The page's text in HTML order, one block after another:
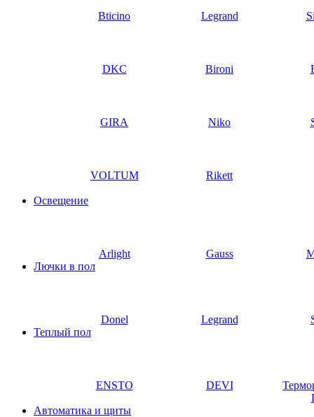
Bticino Legrand
DKC Bironi
GIRA Niko
VOLTUM Rikett
Освещение
Arlight Gauss
Лючки в пол
Donel Legrand
Теплый пол
ENSTO DEVI
Автоматика и щиты